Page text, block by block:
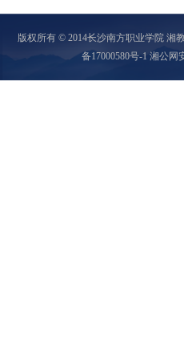
版权所有 © 2014长沙南方职业学院 湘
备17000580号-1 湘公网